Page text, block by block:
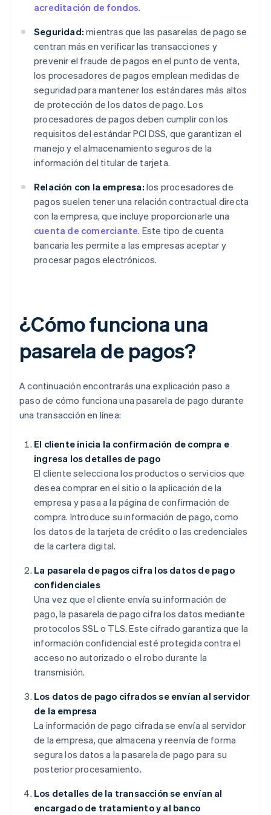
acreditación de fondos.
Seguridad: mientras que las pasarelas de pago se
centran más en verificar las transacciones y
prevenir el fraude de pagos en el punto de venta,
los procesadores de pagos emplean medidas de
seguridad para mantener los estándares más altos
de protección de los datos de pago. Los
procesadores de pagos deben cumplir con los
requisitos del estándar PCI DSS, que garantizan el
manejo y el almacenamiento seguros de la
información del titular de tarjeta.
Relación con la empresa: los procesadores de
pagos suelen tener una relación contractual directa
con la empresa, que incluye proporcionarle una
cuenta de comerciante. Este tipo de cuenta
bancaria les permite a las empresas aceptar y
procesar pagos electrónicos.
¿Cómo funciona una
pasarela de pagos?
A continuación encontrarás una explicación paso a
paso de cómo funciona una pasarela de pago durante
una transacción en línea:
El cliente inicia la confirmación de compra e
ingresa los detalles de pago
El cliente selecciona los productos o servicios que
desea comprar en el sitio o la aplicación de la
empresa y pasa a la página de confirmación de
compra. Introduce su información de pago, como
los datos de la tarjeta de crédito o las credenciales
de la cartera digital.
La pasarela de pagos cifra los datos de pago
confidenciales
Una vez que el cliente envía su información de
pago, la pasarela de pago cifra los datos mediante
protocolos SSL o TLS. Este cifrado garantiza que la
información confidencial esté protegida contra el
acceso no autorizado o el robo durante la
transmisión.
Los datos de pago cifrados se envían al servidor
de la empresa
La información de pago cifrada se envía al servidor
de la empresa, que almacena y reenvía de forma
segura los datos a la pasarela de pago para su
posterior procesamiento.
Los detalles de la transacción se envían al
encargado de tratamiento y al banco